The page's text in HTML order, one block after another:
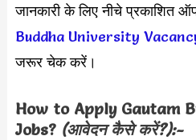
जानकारी के लिए नीचे प्रकाशित
Buddha University
जरूर चेक करें।
How to Apply Gautam
Jobs?(आवेदन कैसे करें?):-